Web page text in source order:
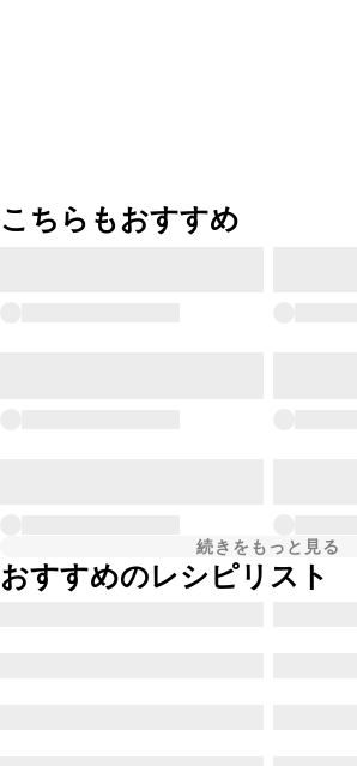
こちらもおすすめ
続きをもっと見る
おすすめのレシピリスト